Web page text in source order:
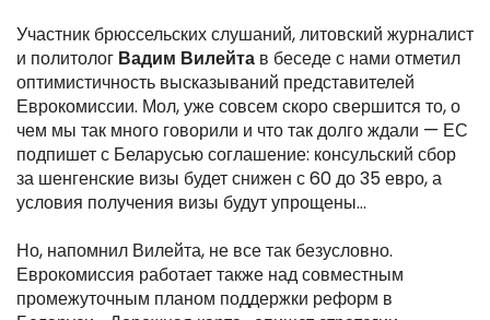
Участник брюссельских слушаний, литовский журналист
и политолог Вадим Вилейта в беседе с нами отметил
оптимистичность высказываний представителей
Еврокомиссии. Мол, уже совсем скоро свершится то, о
чем мы так много говорили и что так долго ждали — ЕС
подпишет с Беларусью соглашение: консульский сбор
за шенгенские визы будет снижен с 60 до 35 евро, а
условия получения визы будут упрощены…
Но, напомнил Вилейта, не все так безусловно.
Еврокомиссия работает также над совместным
промежуточным планом поддержки реформ в